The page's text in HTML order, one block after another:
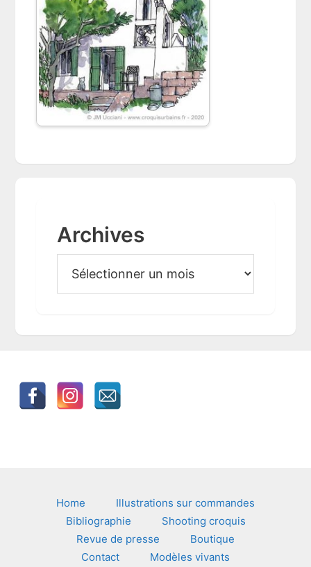
Archives
c
s
Footer
Home
Illustrations sur commandes
Bibliographie
Shooting croquis
Revue de presse
Boutique
Contact
Modèles vivants